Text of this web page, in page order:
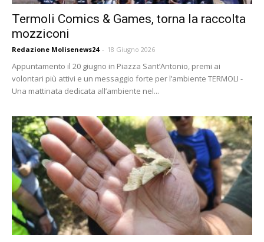
Termoli Comics & Games, torna la raccolta
mozziconi
Redazione Molisenews24 - 18 Giugno 2026
Appuntamento il 20 giugno in Piazza Sant’Antonio, premi ai
volontari più attivi e un messaggio forte per l’ambiente TERMOLI -
Una mattinata dedicata all’ambiente nel...